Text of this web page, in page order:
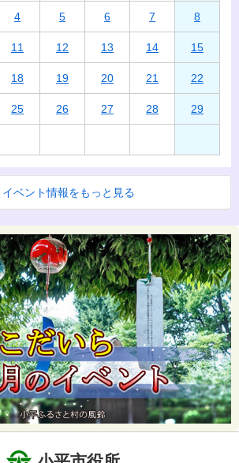
4 5 6 7 8
11 12 13 14 15
18 19 20 21 22
25 26 27 28 29
イベント情報をもっと見る